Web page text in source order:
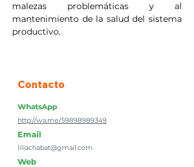
malezas problemáticas y al
mantenimiento de la salud del sistema
productivo.
Contacto
WhatsApp
http://wa.me/59898989349
Email
liliachabat@gmail.com
Web